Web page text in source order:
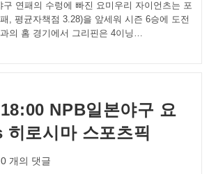
구 연패의 수렁에 빠진 요미우리 자이언츠는 포
, 평균자책점 3.28)을 앞세워 시즌 6승에 도전
의 홈 경기에서 그리핀은 4이닝…
NPB일본야구 요
히로시마 스포츠픽
0 개의 댓글